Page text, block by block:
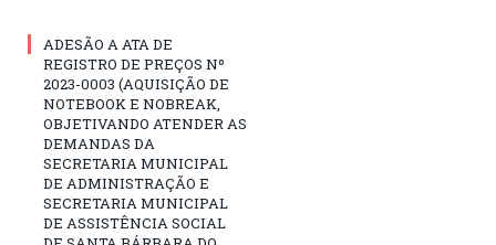
ADESÃO A ATA DE
REGISTRO DE PREÇOS Nº
2023-0003 (AQUISIÇÃO DE
NOTEBOOK E NOBREAK,
OBJETIVANDO ATENDER AS
DEMANDAS DA
SECRETARIA MUNICIPAL
DE ADMINISTRAÇÃO E
SECRETARIA MUNICIPAL
DE ASSISTÊNCIA SOCIAL